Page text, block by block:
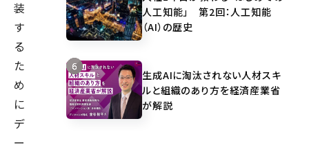
装
す
る
た
め
に
デ
ー
人工知能」 第2回：人工知能
（AI）の歴史
生成AIに淘汰されない人材スキ
ルと組織のあり方を経済産業省
が解説